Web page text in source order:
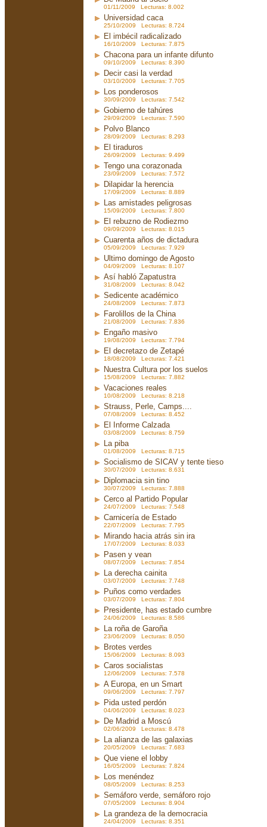
01/11/2009 Lecturas: 8.002
Universidad caca
25/10/2009 Lecturas: 8.724
El imbécil radicalizado
16/10/2009 Lecturas: 7.875
Chacona para un infante difunto
09/10/2009 Lecturas: 8.390
Decir casi la verdad
03/10/2009 Lecturas: 7.705
Los ponderosos
30/09/2009 Lecturas: 7.542
Gobierno de tahúres
29/09/2009 Lecturas: 7.590
Polvo Blanco
28/09/2009 Lecturas: 8.293
El tiraduros
26/09/2009 Lecturas: 9.499
Tengo una corazonada
23/09/2009 Lecturas: 7.572
Dilapidar la herencia
17/09/2009 Lecturas: 8.889
Las amistades peligrosas
15/09/2009 Lecturas: 7.800
El rebuzno de Rodiezmo
09/09/2009 Lecturas: 8.015
Cuarenta años de dictadura
05/09/2009 Lecturas: 7.929
Ultimo domingo de Agosto
04/09/2009 Lecturas: 8.107
Así habló Zapatustra
31/08/2009 Lecturas: 8.042
Sedicente académico
24/08/2009 Lecturas: 7.873
Farolillos de la China
21/08/2009 Lecturas: 7.836
Engaño masivo
19/08/2009 Lecturas: 7.794
El decretazo de Zetapé
18/08/2009 Lecturas: 7.421
Nuestra Cultura por los suelos
15/08/2009 Lecturas: 7.882
Vacaciones reales
10/08/2009 Lecturas: 8.218
Strauss, Perle, Camps....
07/08/2009 Lecturas: 8.452
El Informe Calzada
03/08/2009 Lecturas: 8.759
La piba
01/08/2009 Lecturas: 8.715
Socialismo de SICAV y tente tieso
30/07/2009 Lecturas: 8.631
Diplomacia sin tino
30/07/2009 Lecturas: 7.888
Cerco al Partido Popular
24/07/2009 Lecturas: 7.548
Carnicería de Estado
22/07/2009 Lecturas: 7.795
Mirando hacia atrás sin ira
17/07/2009 Lecturas: 8.033
Pasen y vean
08/07/2009 Lecturas: 7.854
La derecha cainita
03/07/2009 Lecturas: 7.748
Puños como verdades
03/07/2009 Lecturas: 7.804
Presidente, has estado cumbre
24/06/2009 Lecturas: 8.586
La roña de Garoña
23/06/2009 Lecturas: 8.050
Brotes verdes
15/06/2009 Lecturas: 8.093
Caros socialistas
12/06/2009 Lecturas: 7.578
A Europa, en un Smart
09/06/2009 Lecturas: 7.797
Pida usted perdón
04/06/2009 Lecturas: 8.023
De Madrid a Moscú
02/06/2009 Lecturas: 8.478
La alianza de las galaxias
20/05/2009 Lecturas: 7.683
Que viene el lobby
16/05/2009 Lecturas: 7.824
Los menéndez
08/05/2009 Lecturas: 8.253
Semáforo verde, semáforo rojo
07/05/2009 Lecturas: 8.904
La grandeza de la democracia
24/04/2009 Lecturas: 8.351